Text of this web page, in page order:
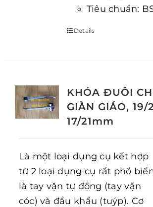
Tiêu chuẩn:
Details
KHÓA ĐUÔI
GIÀN GIÁO, 19/
17/21mm
Là một loại dụng cụ kết hợp
từ 2 loại dụng cụ rất phổ
là tay vặn tự động (tay vặn
cóc) và đầu khẩu (tuýp). Cơ